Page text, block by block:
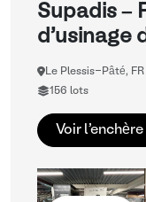
Supadis –
d'usinage
Le Plessis-Pâté, FR
156 lots
Voir l'enchère